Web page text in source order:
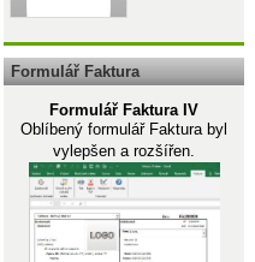
Formulář Faktura
Formulář Faktura IV
Oblíbený formulář Faktura byl
vylepšen a rozšířen.